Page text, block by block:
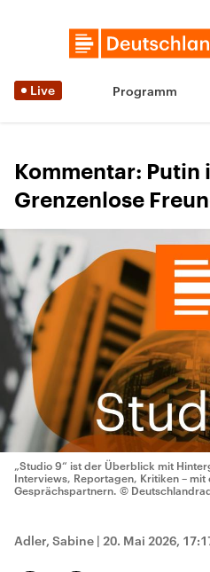
Live Programm
Kommentar: Putin
Grenzenlose
„Studio 9“ ist der Überblick mit
Interviews, Reportagen, Kritiken – mit
Gesprächspartnern. ©
Adler, Sabine | 20. Mai 2026,